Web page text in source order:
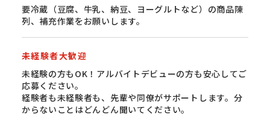
要冷蔵（豆腐、牛乳、納豆、ヨーグルトなど）の商品陳
列、補充作業をお願いします。
未経験者大歓迎
未経験の方もOK！アルバイトデビューの方も安心してご
応募ください。
経験者も未経験者も、先輩や同僚がサポートします。分
からないことはどんどん聞いてください。